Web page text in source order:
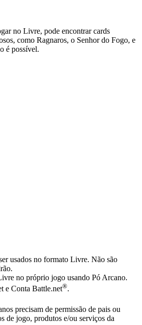
no Livre, pode encontrar cards
como Ragnaros, o Senhor do Fogo, e
é possível.
usados no formato Livre. Não são
no próprio jogo usando Pó Arcano.
e Conta Battle.net®.
precisam de permissão de pais ou
de jogo, produtos e/ou serviços da